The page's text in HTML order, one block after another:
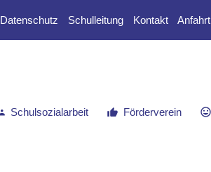
Datenschutz Schulleitung Kontakt Anfahrt
Schulsozialarbeit Förderverein